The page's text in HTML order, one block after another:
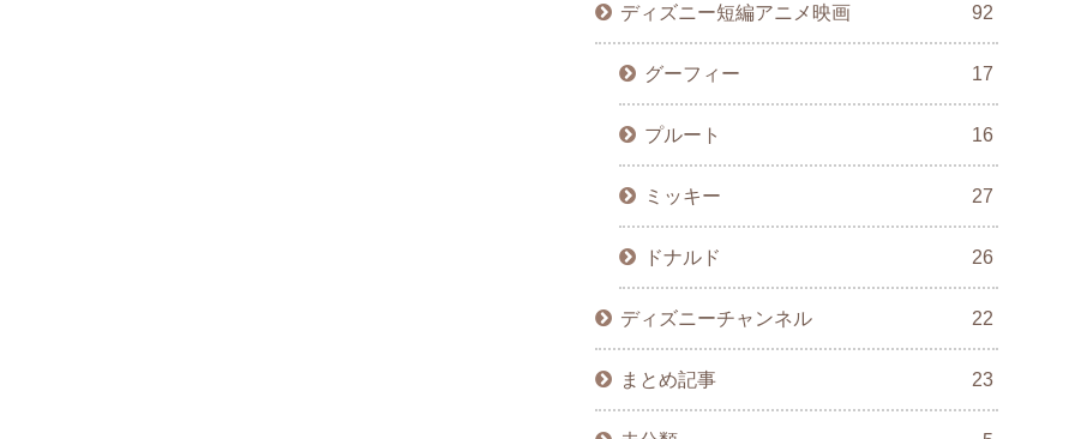
ディズニー短編アニメ映画 92
グーフィー 17
プルート 16
ミッキー 27
ドナルド 26
ディズニーチャンネル 22
まとめ記事 23